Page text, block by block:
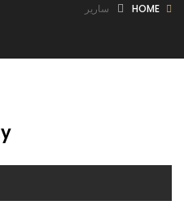
HOME سارير